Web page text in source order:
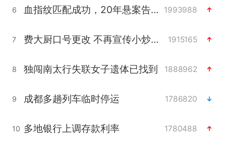
6 血指纹匹配成功，20年悬案告破！凶手被执行死刑 1993988
7 费大厨口号更改 不再宣传小炒肉大王 1915165
8 独闯南太行失联女子遗体已找到 1888962
9 成都多趟列车临时停运 1786820
10 多地银行上调存款利率 1780488